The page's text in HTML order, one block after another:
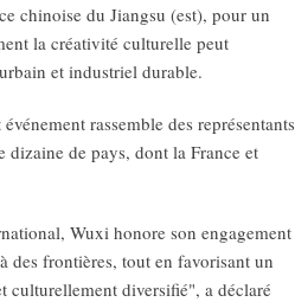
chinoise du Jiangsu (est), pour un
la créativité culturelle peut
et industriel durable.
rassemble des représentants
de pays, dont la France et
Wuxi honore son engagement
des frontières, tout en favorisant un
culturellement diversifié", a déclaré